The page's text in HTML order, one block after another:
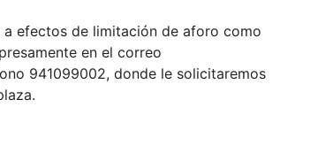
a efectos de limitación de aforo como
en el correo
941099002, donde le solicitaremos